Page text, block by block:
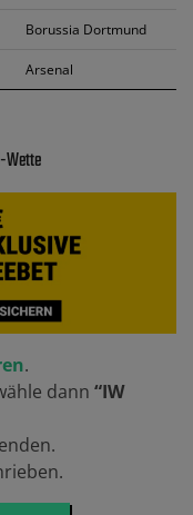
Borussia Dortmund
Arsenal
Wette
.
dann “IW